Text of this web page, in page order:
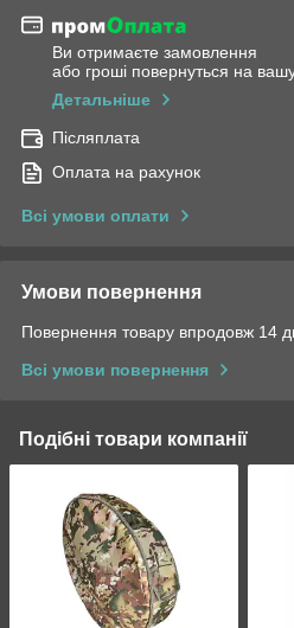
Ви отримаєте замовлення
або гроші повернуться на
Детальніше
Післяплата
Оплата на рахунок
Всі умови оплати
Умови повернення
Повернення товару впродовж 14
Всі умови повернення
Подібні товари компанії